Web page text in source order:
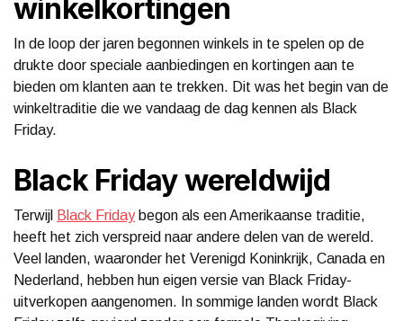
winkelkortingen
In de loop der jaren begonnen winkels in te spelen op de
drukte door speciale aanbiedingen en kortingen aan te
bieden om klanten aan te trekken. Dit was het begin van de
winkeltraditie die we vandaag de dag kennen als Black
Friday.
Black Friday wereldwijd
Terwijl Black Fridaybegon als een Amerikaanse traditie,
heeft het zich verspreid naar andere delen van de wereld.
Veel landen, waaronder het Verenigd Koninkrijk, Canada en
Nederland, hebben hun eigen versie van Black Friday-
uitverkopen aangenomen. In sommige landen wordt Black